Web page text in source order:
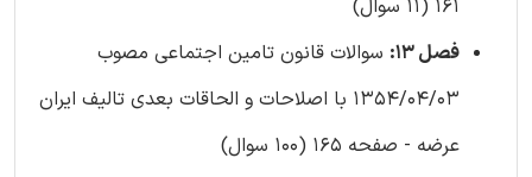
161 (11 سوال)
فصل 13:
سوالات قانون تامین اجتماعی مصوب
1354/04/03 با اصلاحات و الحاقات بعدی تالیف ایران
عرضه - صفحه 165 (100 سوال)